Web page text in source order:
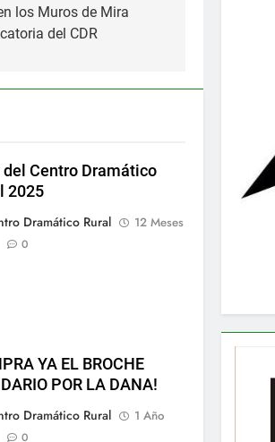
los Muros de Mira
del CDR
del Centro Dramático
2025
Dramático Rural
12 Meses
0
YA EL BROCHE
POR LA DANA!
Dramático Rural
1 Año
0